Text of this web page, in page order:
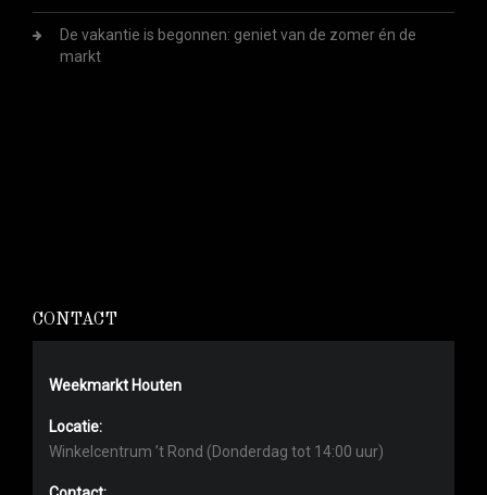
De vakantie is begonnen: geniet van de zomer én de
markt
CONTACT
Weekmarkt Houten
Locatie:
Winkelcentrum ’t Rond (Donderdag tot 14:00 uur)